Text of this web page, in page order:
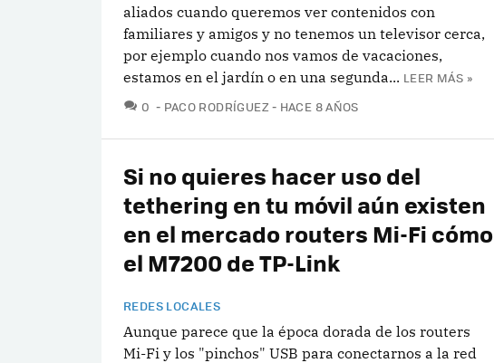
aliados cuando queremos ver contenidos con
familiares y amigos y no tenemos un televisor cerca,
por ejemplo cuando nos vamos de vacaciones,
estamos en el jardín o en una segunda... LEER MÁS »
0 COMENTARIOS
PACO RODRÍGUEZ HACE 8 AÑOS
Si no quieres hacer uso del
tethering en tu móvil aún existen
en el mercado routers Mi-Fi cómo
el M7200 de TP-Link
REDES LOCALES
Aunque parece que la época dorada de los routers
Mi-Fi y los "pinchos" USB para conectarnos a la red